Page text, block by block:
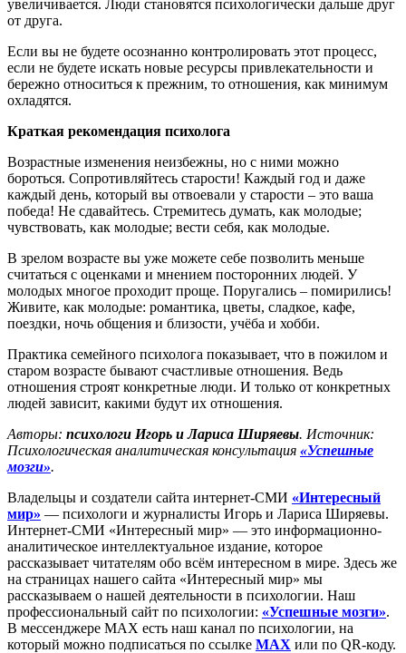
увеличивается. Люди становятся психологически дальше друг
от друга.
Если вы не будете осознанно контролировать этот процесс,
если не будете искать новые ресурсы привлекательности и
бережно относиться к прежним, то отношения, как минимум
охладятся.
Краткая рекомендация психолога
Возрастные изменения неизбежны, но с ними можно
бороться. Сопротивляйтесь старости! Каждый год и даже
каждый день, который вы отвоевали у старости – это ваша
победа! Не сдавайтесь. Стремитесь думать, как молодые;
чувствовать, как молодые; вести себя, как молодые.
В зрелом возрасте вы уже можете себе позволить меньше
считаться с оценками и мнением посторонних людей. У
молодых многое проходит проще. Поругались – помирились!
Живите, как молодые: романтика, цветы, сладкое, кафе,
поездки, ночь общения и близости, учёба и хобби.
Практика семейного психолога показывает, что в пожилом и
старом возрасте бывают счастливые отношения. Ведь
отношения строят конкретные люди. И только от конкретных
людей зависит, какими будут их отношения.
Авторы: психологи Игорь и Лариса Ширяевы. Источник:
Психологическая аналитическая консультация «Успешные
мозги».
Владельцы и создатели сайта интернет-СМИ «Интересный
мир» — психологи и журналисты Игорь и Лариса Ширяевы.
Интернет-СМИ «Интересный мир» — это информационно-
аналитическое интеллектуальное издание, которое
рассказывает читателям обо всём интересном в мире. Здесь же
на страницах нашего сайта «Интересный мир» мы
рассказываем о нашей деятельности в психологии. Наш
профессиональный сайт по психологии: «Успешные мозги».
В мессенджере MAX есть наш канал по психологии, на
который можно подписаться по ссылке MAX или по QR-коду.